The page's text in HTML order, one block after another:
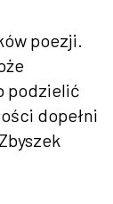
poezji.
podzielić
dopełni